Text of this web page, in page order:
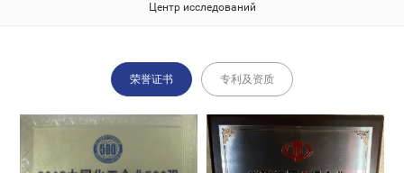
Центр исследований
荣誉证书 专利及资质